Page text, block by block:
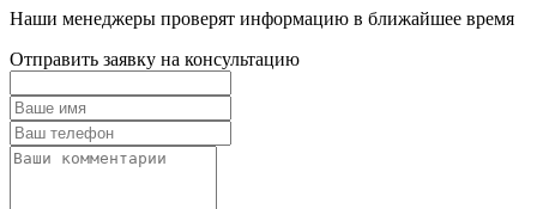
Наши менеджеры проверят информацию в ближайшее время
Отправить заявку на консультацию